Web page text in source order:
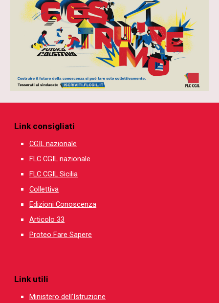
Link consigliati
CGIL nazionale
FLC CGIL nazionale
FLC CGIL Sicilia
Collettiva
Edizioni Conoscenza
Articolo 33
Proteo Fare Sapere
Link utili
Ministero dell’Istruzione